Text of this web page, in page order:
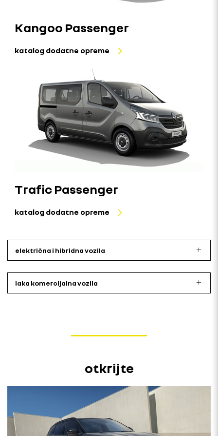
Kangoo Passenger
katalog dodatne opreme
Trafic Passenger
katalog dodatne opreme
električna i hibridna vozila
laka komercijalna vozila
otkrijte